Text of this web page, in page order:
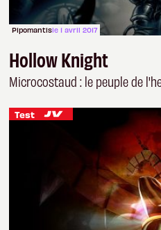
Pipomantisle 1 avril 2017
Hollow Knight
Microcostaud : le peuple de
Test